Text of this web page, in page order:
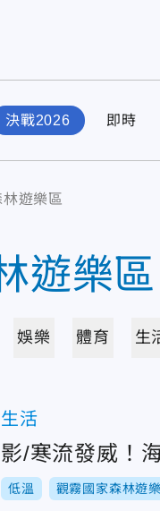
決戰2026 即時
遊樂區
遊樂區
娛樂 體育 生
生活
影/寒流發威！
低溫 觀霧國家森林遊